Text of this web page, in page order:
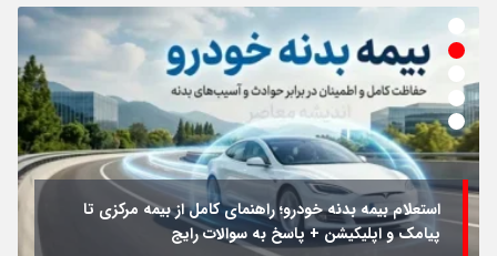
استعلام بیمه بدنه خودرو؛ راهنمای کامل از بیمه مرکزی تا
پیامک و اپلیکیشن + پاسخ به سوالات رایج